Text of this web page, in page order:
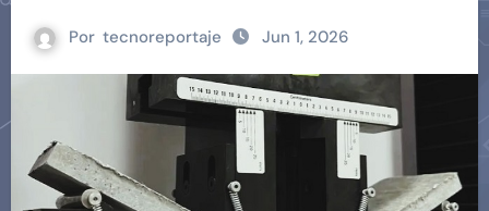
Por tecnoreportaje Jun 1, 2026